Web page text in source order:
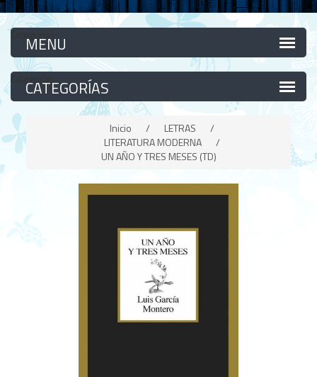
Categorías
Categorías
Inicio / LETRAS
/
LITERATURA MODERNA
/
UN AÑO Y TRES MESES (TD)